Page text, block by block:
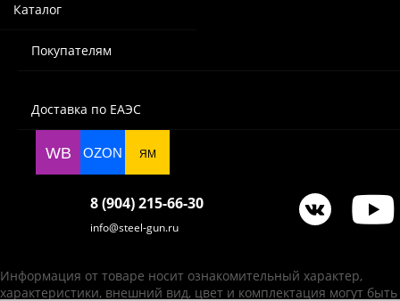
Каталог
Покупателям
Доставка по ЕАЭС
WB OZON ЯМ
8 (904) 215-66-30
info@steel-gun.ru
Информация от товаре носит ознакомительный характер,
характеристики, внешний вид, цвет и комплектация могут быть